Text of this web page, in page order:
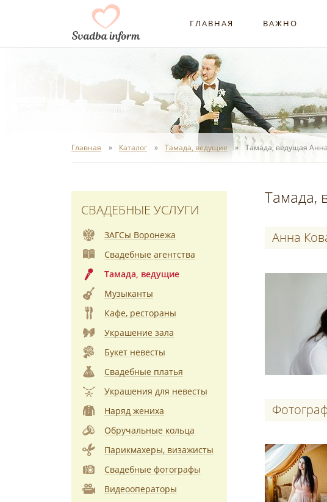
ГЛАВНАЯ ВАЖНО
Главная Каталог Тамада, ведущие Тамада, ведущая
Тамада,
Анна
СВАДЕБНЫЕ УСЛУГИ
ЗАГСы Воронежа
Свадебные агентства
Тамада, ведущие
Музыканты
Кафе, рестораны
Украшение зала
Букет невесты
Свадебные платья
Украшения для невесты
Наряд жениха
Обручальные кольца
Парикмахеры, визажисты
Свадебные фотографы
Видеооператоры